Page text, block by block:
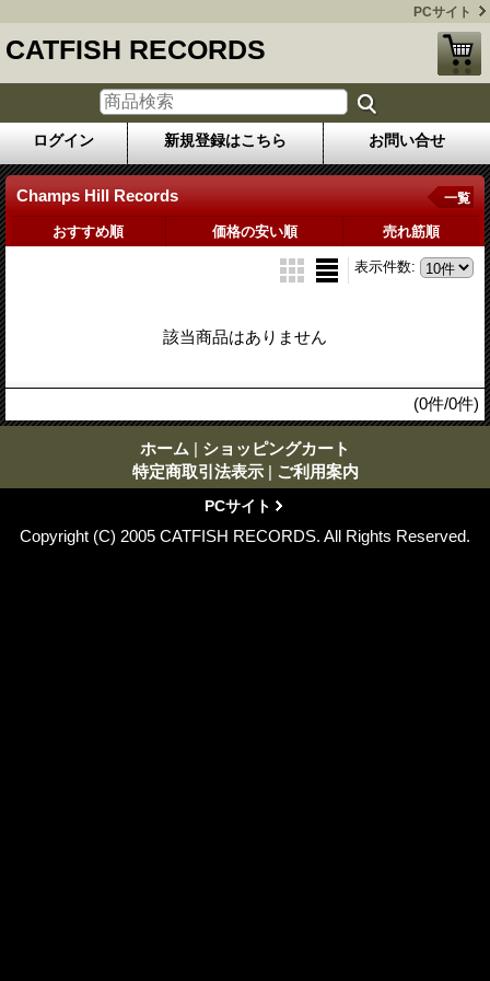
PCサイト
CATFISH RECORDS
ログイン 新規登録はこちら お問い合せ
Champs Hill Records 一覧
おすすめ順 価格の安い順 売れ筋順
表示件数:
該当商品はありません
(0件/0件)
ホーム | ショッピングカート
特定商取引法表示 | ご利用案内
PCサイト
Copyright (C) 2005 CATFISH RECORDS. All Rights Reserved.